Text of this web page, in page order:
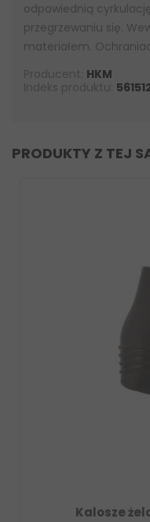
odpowiednią
przegrzewaniu się.
materiałem.
Producent: HKM
Indeks produktu:
PRODUKTY Z TEJ
Acavallo czarne